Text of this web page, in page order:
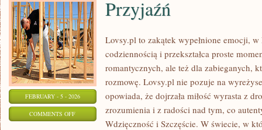
FEBRUARY - 5 - 2026
COMMENTS OFFON
Przyjaźń
Lovsy.pl to zakątek wypełnione emocji,
codziennością i przekształca proste
romantycznych, ale też dla zabieganych,
rozmowę. Lovsy.pl nie pozuje na
opowiada, że dojrzała miłość wyrasta z
zrozumienia i z radości nad tym, co
Wdzięczność i Szczęście. W świecie, w